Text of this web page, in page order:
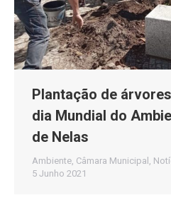
Plantação de
dia Mundial do
de Nelas
Ambiente Câmara Municipal
5 Junho 2021